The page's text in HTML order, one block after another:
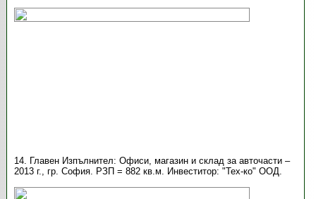
14. Главен Изпълнител: Офиси, магазин и склад за авточасти –
2013 г., гр. София. РЗП = 882 кв.м. Инвеститор: "Тех-ко" ООД.